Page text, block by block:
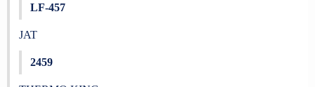
LF-457
JAT
2459